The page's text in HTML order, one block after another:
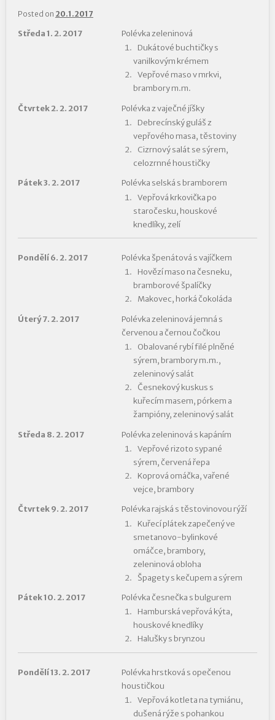
Posted on 20.1.2017
Středa 1. 2. 2017
Polévka zeleninová
Dukátové buchtičky s
vanilkovým krémem
Vepřové maso v mrkvi,
brambory m.m.
Čtvrtek 2. 2. 2017
Polévka z vaječné jíšky
Debrecínský guláš z
vepřového masa, těstoviny
Cizrnový salát se sýrem,
celozrnné houstičky
Pátek 3. 2. 2017
Polévka selská s bramborem
Vepřová krkovička po
staročesku, houskové
knedlíky, zelí
Pondělí 6. 2. 2017
Polévka špenátová s vajíčkem
Hovězí maso na česneku,
bramborové špalíčky
Makovec, horká čokoláda
Úterý 7. 2. 2017
Polévka zeleninová jemná s
červenou a černou čočkou
Obalované rybí filé plněné
sýrem, brambory m.m.,
zeleninový salát
Česnekový kuskus s
kuřecím masem, pórkem a
žampióny, zeleninový salát
Středa 8. 2. 2017
Polévka zeleninová s kapáním
Vepřové rizoto sypané
sýrem, červená řepa
Koprová omáčka, vařené
vejce, brambory
Čtvrtek 9. 2. 2017
Polévka rajská s těstovinovou rýží
Kuřecí plátek zapečený ve
smetanovo-bylinkové
omáčce, brambory,
zeleninová obloha
Špagety s kečupem a sýrem
Pátek 10. 2. 2017
Polévka česnečka s bulgurem
Hamburská vepřová kýta,
houskové knedlíky
Halušky s brynzou
Pondělí 13. 2. 2017
Polévka hrstková s opečenou
houstičkou
Vepřová kotleta na tymiánu,
dušená rýže s pohankou